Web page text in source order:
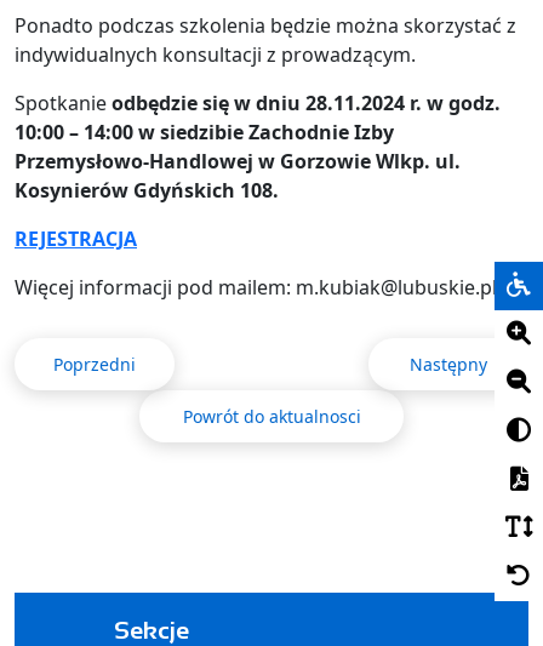
Ponadto podczas szkolenia będzie można skorzystać z
indywidualnych konsultacji z prowadzącym.
Spotkanieodbędzie się w dniu 28.11.2024 r. w godz.
10:00 – 14:00 w siedzibie Zachodnie Izby
Przemysłowo-Handlowej w Gorzowie Wlkp. ul.
Kosynierów Gdyńskich 108.
REJESTRACJA
Więcej informacji pod mailem: m.kubiak@lubuskie.pl
Poprzedni Następny
Powrót do aktualnosci
Sekcje